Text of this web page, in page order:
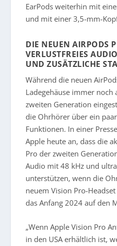
EarPods weiterhin mit
und mit einer 3,5-mm-
DIE NEUEN AIRPODS
VERLUSTFREIES
UND ZUSÄTZLICHE
Während die neuen
Ladegehäuse immer noch
zweiten Generation
die Ohrhörer über ein
Funktionen. In einer
Apple heute an, dass die
Pro der zweiten
Audio mit 48 kHz und
unterstützen, wenn die
neuem Vision Pro-
das Anfang 2024 auf den
„Wenn Apple Vision Pro
in den USA erhältlich ist,